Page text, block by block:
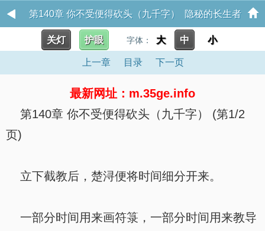
第140章 你不受便得砍头（九千字） 隐秘的长生者
关灯 护眼 字体： 大 中 小
上一章 目录 下一页
最新网址：m.35ge.info
第140章 你不受便得砍头（九千字） (第1/2
页)
立下截教后，楚浔便将时间细分开来。
一部分时间用来画符箓，一部分时间用来教导